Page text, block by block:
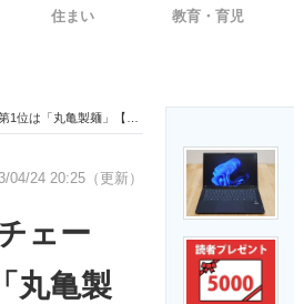
経営リーダーのコミュニティ
製造業のIT導入・活用を支援
住まい 教育・育児
」【2023年最新調査結果】
04/24 20:25（更新）
ェー
丸亀製